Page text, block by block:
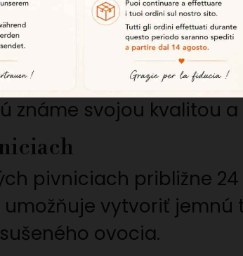
Huelva, je
prísnemu výberu
známe svojou kvalitou
pivniciach približne
vytvoriť jemnú
ovocia.